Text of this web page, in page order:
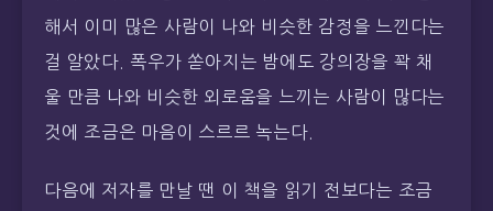
해서 이미 많은 사람이 나와 비슷한 감정을 느낀다는
걸 알았다. 폭우가 쏟아지는 밤에도 강의장을 꽉 채
울 만큼 나와 비슷한 외로움을 느끼는 사람이 많다는
것에 조금은 마음이 스르르 녹는다.
다음에 저자를 만날 땐 이 책을 읽기 전보다는 조금